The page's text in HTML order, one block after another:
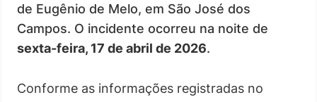
de Eugênio de Melo, em São José dos
Campos. O incidente ocorreu na noite de
sexta-feira, 17 de abril de 2026.
Conforme as informações registradas no